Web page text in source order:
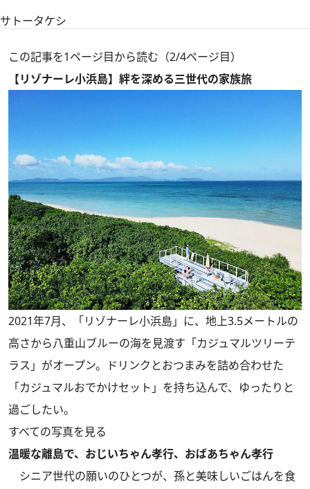
サトータケシ
この記事を1ページ目から読む（2/4ページ目）
【リゾナーレ小浜島】絆を深める三世代の家族旅
2021年7月、「リゾナーレ小浜島」に、地上3.5メートルの
高さから八重山ブルーの海を見渡す「カジュマルツリーテ
ラス」がオープン。ドリンクとおつまみを詰め合わせた
「カジュマルおでかけセット」を持ち込んで、ゆったりと
過ごしたい。
すべての写真を見る
温暖な離島で、おじいちゃん孝行、おばあちゃん孝行
シニア世代の願いのひとつが、孫と美味しいごはんを食